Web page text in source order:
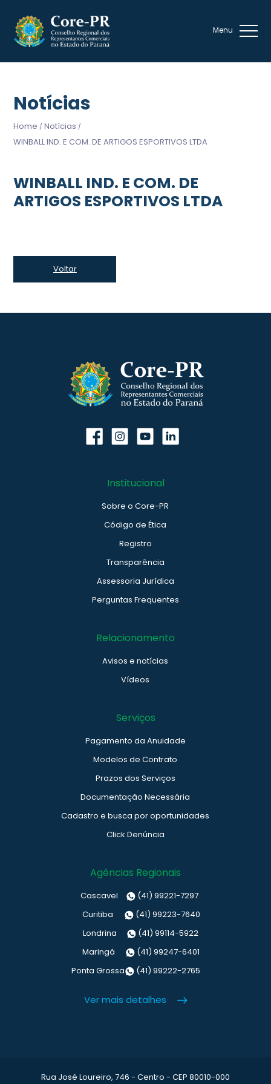
Notícias
Home / Notícias /
WINBALL IND. E COM. DE ARTIGOS ESPORTIVOS LTDA
WINBALL IND. E COM. DE
ARTIGOS ESPORTIVOS LTDA
Voltar
Institucional
Sobre o Core-PR
Código de Ética
Registro
Transparência
Assessoria Jurídica
Perguntas Frequentes
Relacionamento
Avisos e notícias
Vídeos
Serviços
Pagamento da Anuidade
Modelos de Contrato
Prazos dos Serviços
Documentação Necessária
Cadastro e busca por oportunidades
Click Denúncia
Agências Regionais
Cascavel
(41) 99221-7297
Curitiba
(41) 99223-7640
Londrina
(41) 99114-5922
Maringá
(41) 99247-6401
Ponta Grossa
(41) 99222-2765
Ver mais detalhes
Rua José Loureiro, 746 - Centro - CEP 80010-000